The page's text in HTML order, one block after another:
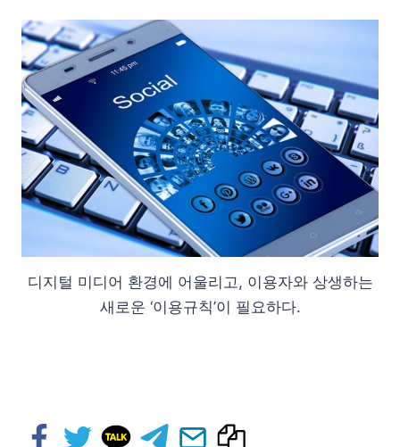
디지털 미디어 환경에 어울리고, 이용자와 상생하는
새로운 ‘이용규칙’이 필요하다.